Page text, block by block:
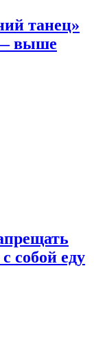
танец»
— выше
собой еду